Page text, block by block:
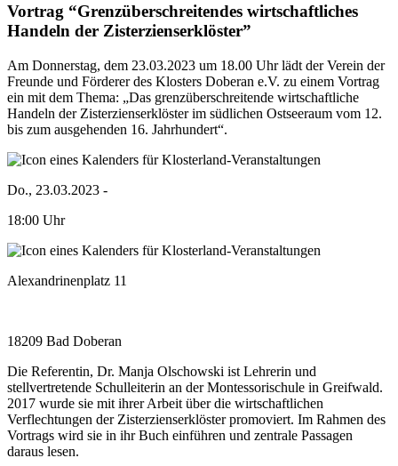
Vortrag “Grenzüberschreitendes wirtschaftliches
Handeln der Zisterzienserklöster”
Am Donnerstag, dem 23.03.2023 um 18.00 Uhr lädt der Verein der
Freunde und Förderer des Klosters Doberan e.V. zu einem Vortrag
ein mit dem Thema: „Das grenzüberschreitende wirtschaftliche
Handeln der Zisterzienserklöster im südlichen Ostseeraum vom 12.
bis zum ausgehenden 16. Jahrhundert“.
Do., 23.03.2023 -
18:00 Uhr
Alexandrinenplatz 11
18209 Bad Doberan
Die Referentin, Dr. Manja Olschowski ist Lehrerin und
stellvertretende Schulleiterin an der Montessorischule in Greifwald.
2017 wurde sie mit ihrer Arbeit über die wirtschaftlichen
Verflechtungen der Zisterzienserklöster promoviert. Im Rahmen des
Vortrags wird sie in ihr Buch einführen und zentrale Passagen
daraus lesen.